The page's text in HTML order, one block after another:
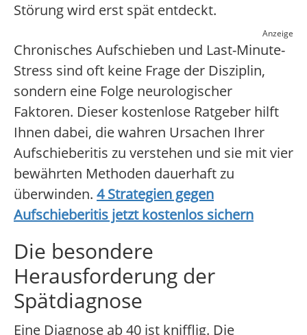
Störung wird erst spät entdeckt.
Anzeige
Chronisches Aufschieben und Last-Minute-
Stress sind oft keine Frage der Disziplin,
sondern eine Folge neurologischer
Faktoren. Dieser kostenlose Ratgeber hilft
Ihnen dabei, die wahren Ursachen Ihrer
Aufschieberitis zu verstehen und sie mit vier
bewährten Methoden dauerhaft zu
überwinden. 4 Strategien gegen
Aufschieberitis jetzt kostenlos sichern
Die besondere
Herausforderung der
Spätdiagnose
Eine Diagnose ab 40 ist knifflig. Die